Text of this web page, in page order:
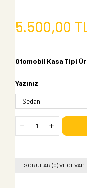
5.500,00
Otomobil Kasa Tipi
Yazınız
SORULAR (0) VE